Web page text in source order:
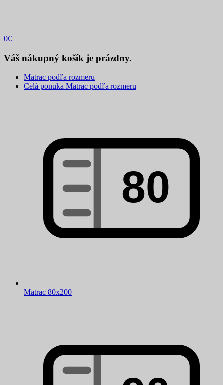
0€
Váš nákupný košík je prázdny.
Matrac podľa rozmeru
Celá ponuka Matrac podľa rozmeru
Matrac 80x200